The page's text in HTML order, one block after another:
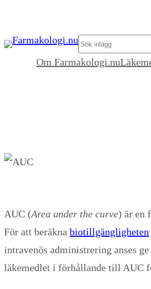
innehåll
’
.
Om Farmakologi.nu
AUC (Area under the curve) är en
För att beräkna biotillgängligheten
intravenös administrering anses
läkemedlet i förhållande till AUC